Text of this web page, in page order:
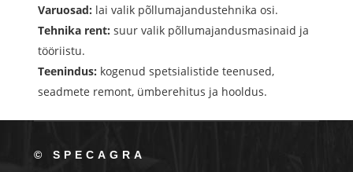
Varuosad: lai valik põllumajandustehnika osi.
Tehnika rent: suur valik põllumajandusmasinaid ja
tööriistu.
Teenindus: kogenud spetsialistide teenused,
seadmete remont, ümberehitus ja hooldus.
© SPECAGRA